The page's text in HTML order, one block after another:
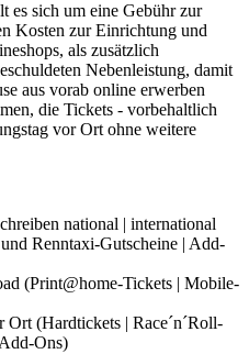
es sich um eine Gebühr zur
Kosten zur Einrichtung und
als zusätzlich
Nebenleistung, damit
aus vorab online erwerben
die Tickets - vorbehaltlich
vor Ort ohne weitere
national | international
Renntaxi-Gutscheine | Add-
(Print@home-Tickets | Mobile-
(Hardtickets | Race´n´Roll-
Ons)